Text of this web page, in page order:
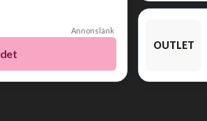
Annonslänk
OUTLET